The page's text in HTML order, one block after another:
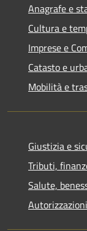
Anagrafe e
Cultura e
Imprese e
Catasto e
Mobilità e
Giustizia e
Tributi,
Salute,
Autorizzazioni